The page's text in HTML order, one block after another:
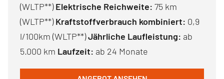
(WLTP**)Elektrische Reichweite: 75 km
(WLTP**)Kraftstoffverbrauch kombiniert: 0,9
l/100km (WLTP**)Jährliche Laufleistung: ab
5.000 km Laufzeit: ab 24 Monate